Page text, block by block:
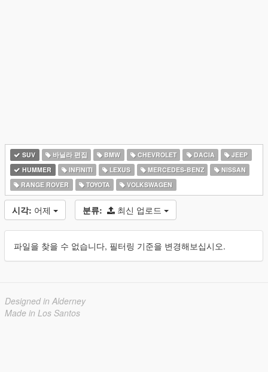
SUV 바닐라 편집 BMW CHEVROLET DACIA
JEEP
HUMMER
INFINITI LEXUS MERCEDES-BENZ
NISSAN
RANGE ROVER
TOYOTA VOLKSWAGEN
시각: 어제 분류: 최신 업로드
파일을 찾을 수 없습니다, 필터링 기준을 변경해보십시오.
Designed in Alderney
Made in Los Santos